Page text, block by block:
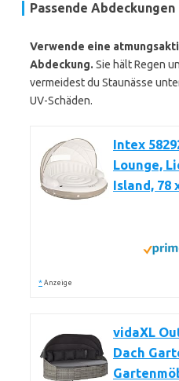
Passende Abdeckungen
Verwende eine
Abdeckung. Sie hält Regen
vermeidest du Staunässe
UV-Schäden.
Intex
Lounge,
Island, 78
* Anzeige
vidaXL
Dach